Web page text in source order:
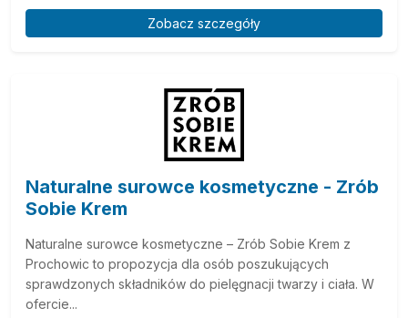
Zobacz szczegóły
Naturalne surowce kosmetyczne - Zrób
Sobie Krem
Naturalne surowce kosmetyczne – Zrób Sobie Krem z
Prochowic to propozycja dla osób poszukujących
sprawdzonych składników do pielęgnacji twarzy i ciała. W
ofercie...